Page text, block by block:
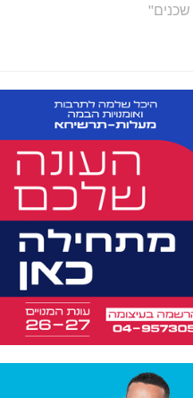
רק בעקבות גניבה